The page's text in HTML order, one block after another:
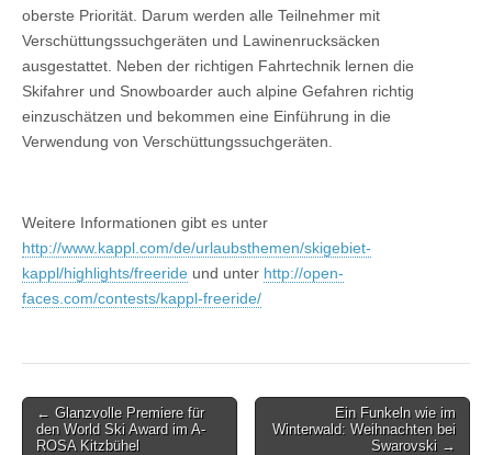
oberste Priorität. Darum werden alle Teilnehmer mit
Verschüttungssuchgeräten und Lawinenrucksäcken
ausgestattet. Neben der richtigen Fahrtechnik lernen die
Skifahrer und Snowboarder auch alpine Gefahren richtig
einzuschätzen und bekommen eine Einführung in die
Verwendung von Verschüttungssuchgeräten.
Weitere Informationen gibt es unter
http://www.kappl.com/de/urlaubsthemen/skigebiet-
kappl/highlights/freeride und unter http://open-
faces.com/contests/kappl-freeride/
Post
navigation
← Glanzvolle Premiere für
den World Ski Award im A-
ROSA Kitzbühel
Ein Funkeln wie im
Winterwald: Weihnachten bei
Swarovski →